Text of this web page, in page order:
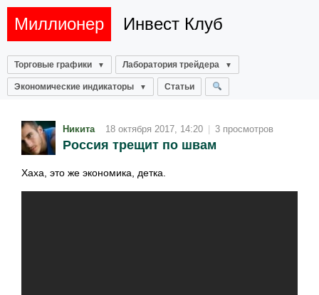
Миллионер Инвест Клуб
Торговые графики Лаборатория трейдера
Экономические индикаторы Статьи
Никита 18 октября 2017, 14:20 | 3 просмотров
Россия трещит по швам
Хаха, это же экономика, детка.